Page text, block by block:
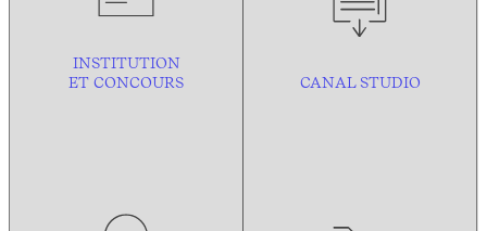
INSTITUTION
ET CONCOURS
CANAL STUDIO